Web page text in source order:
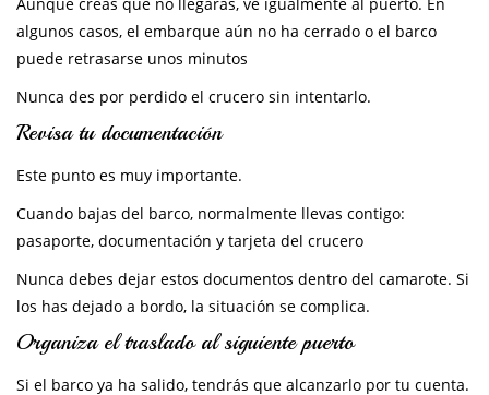
algunos casos, el embarque aún no ha cerrado o el barco
puede retrasarse unos minutos
Nunca des por perdido el crucero sin intentarlo.
Revisa tu documentación
Este punto es muy importante.
Cuando bajas del barco, normalmente llevas contigo:
pasaporte, documentación y tarjeta del crucero
Nunca debes dejar estos documentos dentro del camarote. Si
los has dejado a bordo, la situación se complica.
Organiza el traslado al siguiente puerto
Si el barco ya ha salido, tendrás que alcanzarlo por tu cuenta.